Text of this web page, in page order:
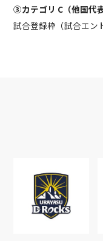
③カテゴリ C（他国代
試合登録枠（試合エン